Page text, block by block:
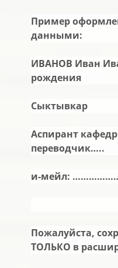
Пример
данными:
ИВАНОВ Иван
рождения
Сыктывкар
Аспирант
переводчик…..
и-мейл:
Пожалуйста,
ТОЛЬКО в